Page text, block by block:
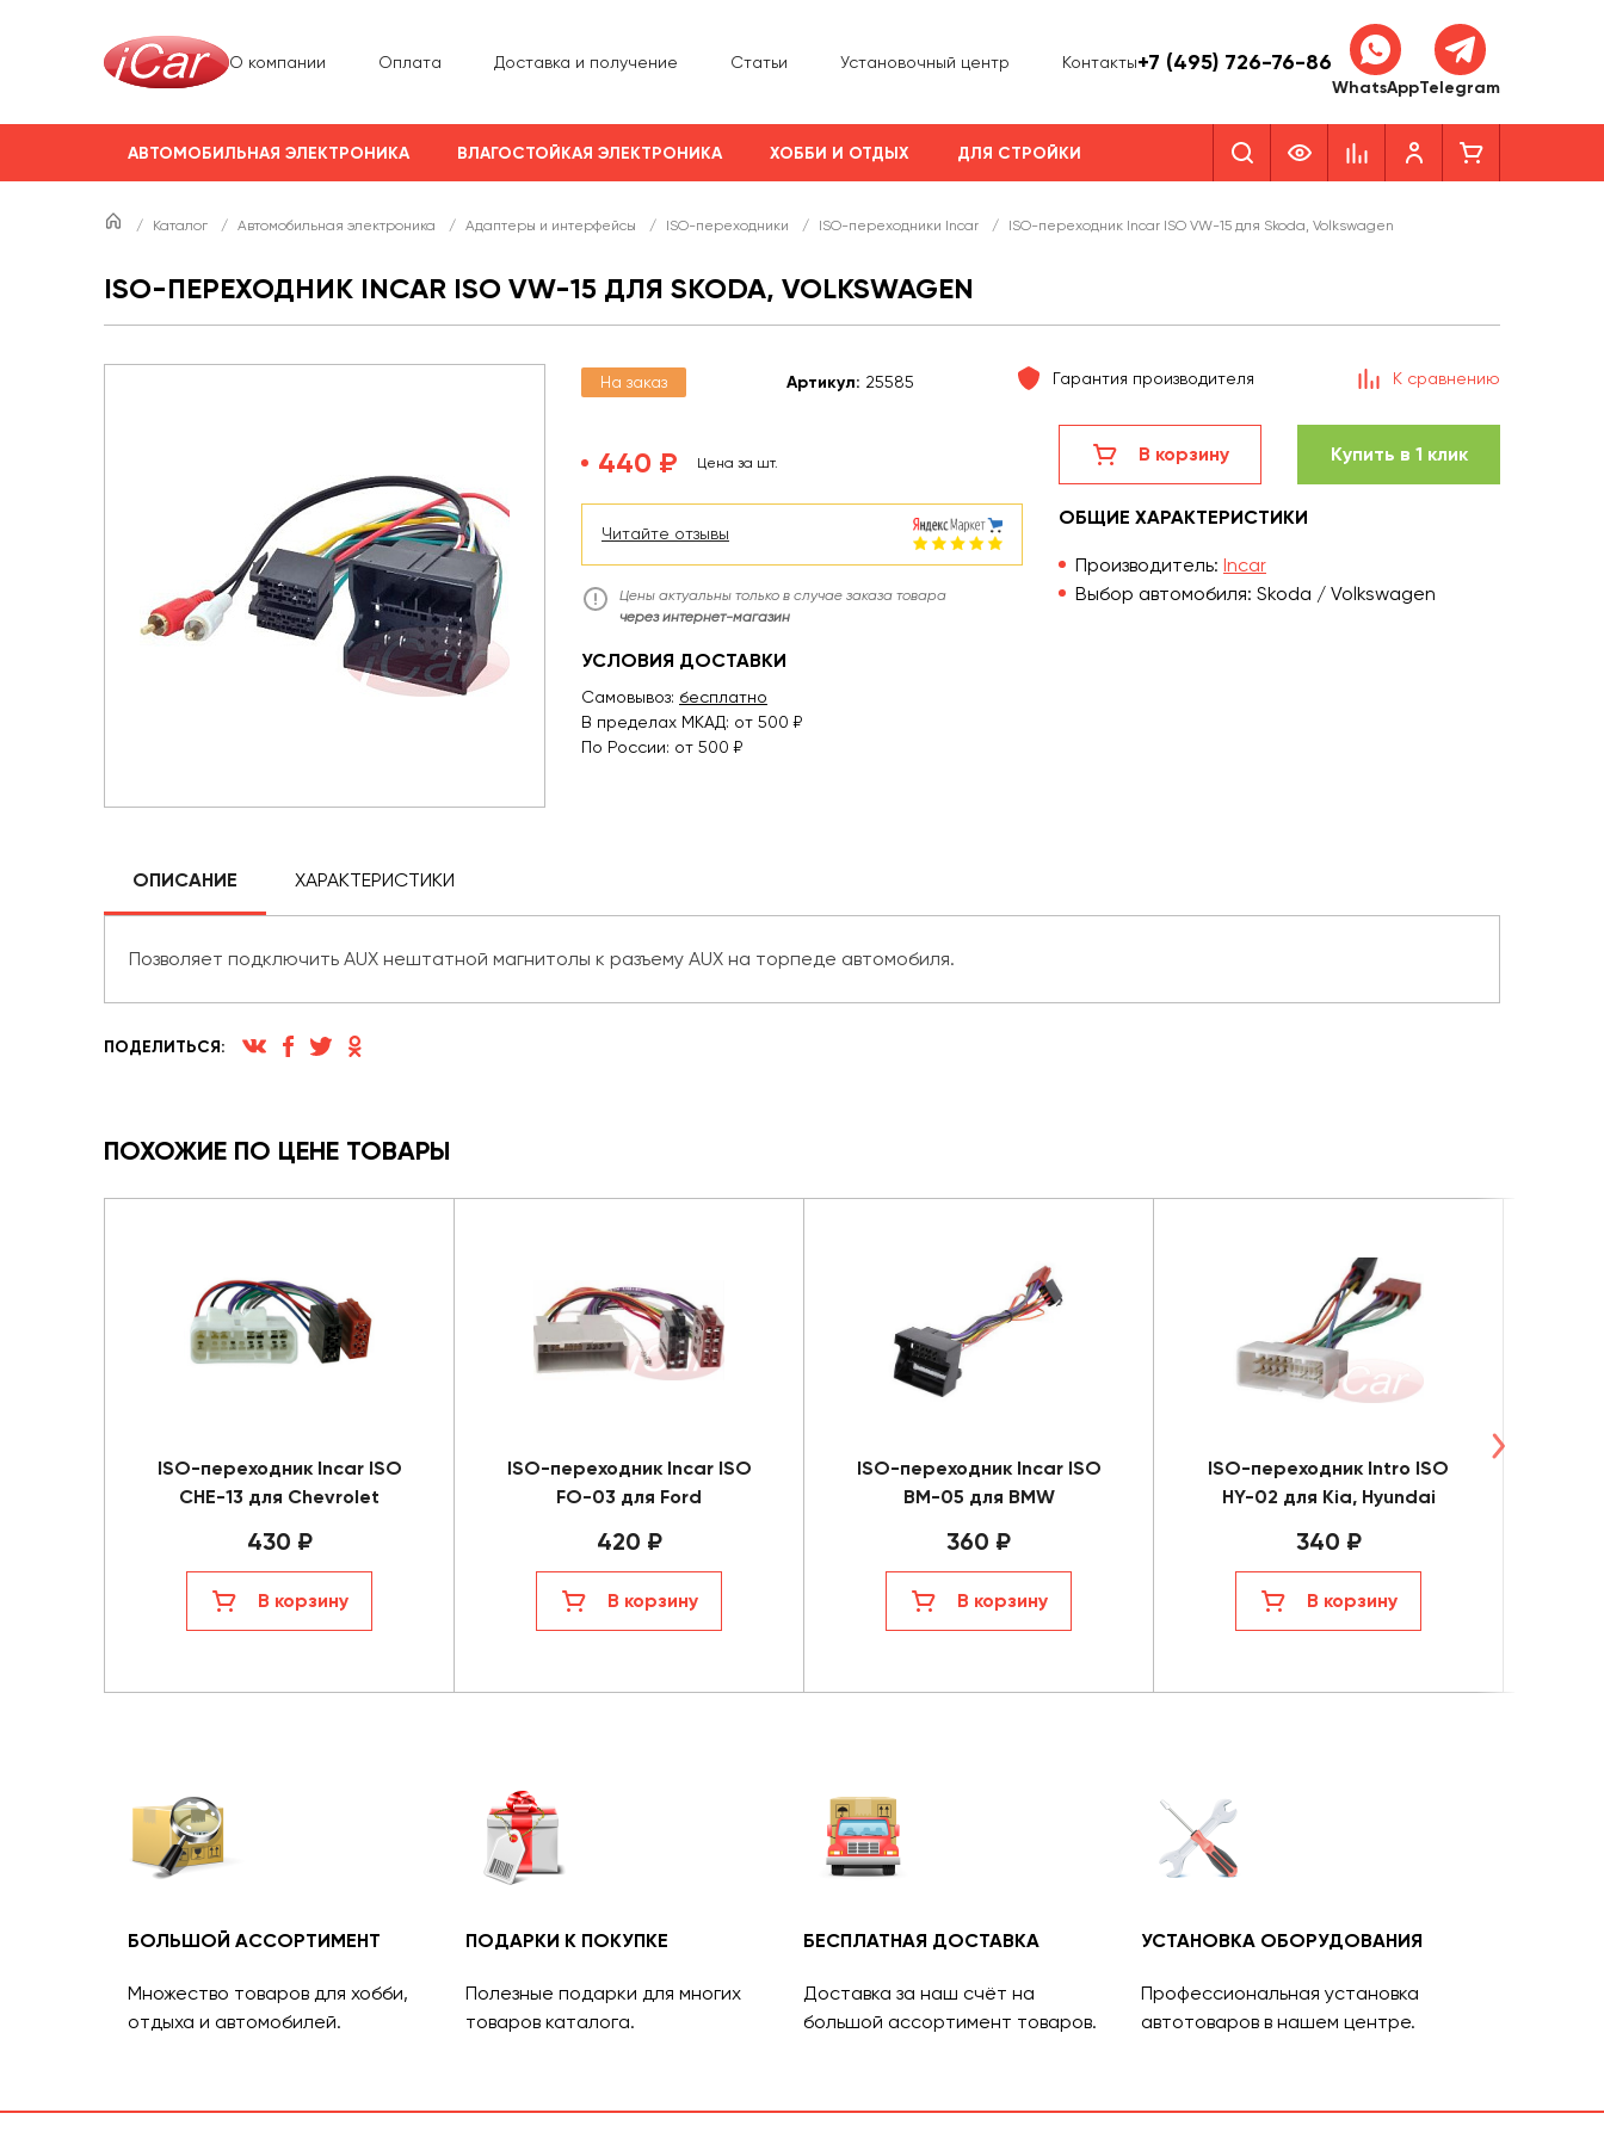
О компании Оплата Доставка и получение Статьи Установочный центр Контакты+7 (495) 726-76-86
WhatsAppTelegram
АВТОМОБИЛЬНАЯ ЭЛЕКТРОНИКА ВЛАГОСТОЙКАЯ ЭЛЕКТРОНИКА ХОББИ И ОТДЫХ ДЛЯ СТРОЙКИ
/ Каталог / Автомобильная электроника / Адаптеры и интерфейсы / ISO-переходники / ISO-переходники Incar / ISO-переходник Incar ISO VW-15 для Skoda, Volkswagen
ISO-ПЕРЕХОДНИК INCAR ISO VW-15 ДЛЯ SKODA, VOLKSWAGEN
На заказ Артикул: 25585 Гарантия производителя К сравнению
440 ₽ Цена за шт.
Читайте отзывы
Цены актуальны только в случае заказа товара
через интернет-магазин
УСЛОВИЯ ДОСТАВКИ
Самовывоз: бесплатно
В пределах МКАД: от 500 ₽
По России: от 500 ₽
В корзину Купить в 1 клик
ОБЩИЕ ХАРАКТЕРИСТИКИ
Производитель: Incar
Выбор автомобиля: Skoda / Volkswagen
ОПИСАНИЕ ХАРАКТЕРИСТИКИ
Позволяет подключить AUX нештатной магнитолы к разъему AUX на торпеде автомобиля.
ПОДЕЛИТЬСЯ:
ПОХОЖИЕ ПО ЦЕНЕ ТОВАРЫ
ISO-переходник Incar ISO
CHE-13 для Chevrolet
430 ₽
В корзину
ISO-переходник Incar ISO
FO-03 для Ford
420 ₽
В корзину
ISO-переходник Incar ISO
BM-05 для BMW
360 ₽
В корзину
ISO-переходник Intro ISO
HY-02 для Kia, Hyundai
340 ₽
В корзину
БОЛЬШОЙ АССОРТИМЕНТ
Множество товаров для хобби,
отдыха и автомобилей.
ПОДАРКИ К ПОКУПКЕ
Полезные подарки для многих
товаров каталога.
БЕСПЛАТНАЯ ДОСТАВКА
Доставка за наш счёт на
большой ассортимент товаров.
УСТАНОВКА ОБОРУДОВАНИЯ
Профессиональная установка
автотоваров в нашем центре.